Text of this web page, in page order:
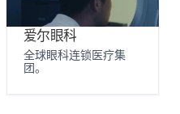
爱尔眼科
全球眼科连锁医疗集
团。